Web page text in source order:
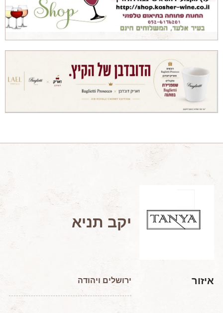
יקבים
מאמרים
טורים על יקבים
מאמרים מקצועיים
מאמרים הלכתיים
המלצות יין לְ שַׁבָּת
חדשות ועדכונים
צור קשר
יקב תניא
איזור ירושלים ויהודה